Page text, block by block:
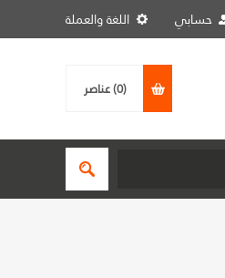
اللغة والعملة حسابي
(0) عناصر